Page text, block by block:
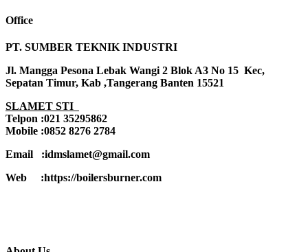
Office
PT. SUMBER TEKNIK INDUSTRI
Jl. Mangga Pesona Lebak Wangi 2 Blok A3 No 15 Kec,
Sepatan Timur, Kab ,Tangerang Banten 15521
SLAMET STI
Telpon :021 35295862
Mobile :0852 8276 2784
Email :idmslamet@gmail.com
Web :https://boilersburner.com